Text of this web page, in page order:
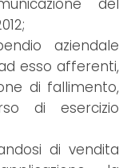
del
aziendale
esso afferenti,
di fallimento,
di esercizio
di vendita